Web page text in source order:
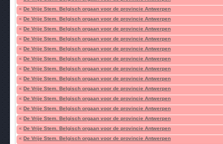
« De Vrije Stem. Belgisch orgaan voor de provincie Antwerpen
« De Vrije Stem. Belgisch orgaan voor de provincie Antwerpen
« De Vrije Stem. Belgisch orgaan voor de provincie Antwerpen
« De Vrije Stem. Belgisch orgaan voor de provincie Antwerpen
« De Vrije Stem. Belgisch orgaan voor de provincie Antwerpen
« De Vrije Stem. Belgisch orgaan voor de provincie Antwerpen
« De Vrije Stem. Belgisch orgaan voor de provincie Antwerpen
« De Vrije Stem. Belgisch orgaan voor de provincie Antwerpen
« De Vrije Stem. Belgisch orgaan voor de provincie Antwerpen
« De Vrije Stem. Belgisch orgaan voor de provincie Antwerpen
« De Vrije Stem. Belgisch orgaan voor de provincie Antwerpen
« De Vrije Stem. Belgisch orgaan voor de provincie Antwerpen
« De Vrije Stem. Belgisch orgaan voor de provincie Antwerpen
« De Vrije Stem. Belgisch orgaan voor de provincie Antwerpen